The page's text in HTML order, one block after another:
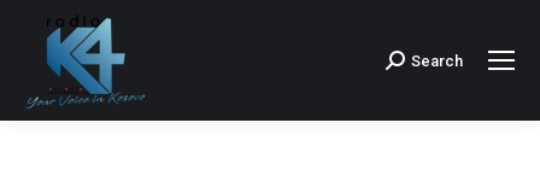
Search:
Search